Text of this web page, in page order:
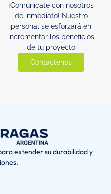
¡Comunícate con nosotros
de inmediato! Nuestro
personal se esforzará en
incrementar los beneficios
de tu proyecto
Contáctenos
extender su durabilidad y